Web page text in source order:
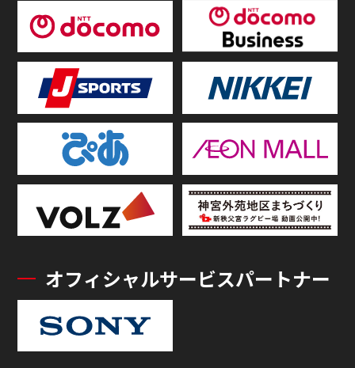
オフィシャルサービスパートナー